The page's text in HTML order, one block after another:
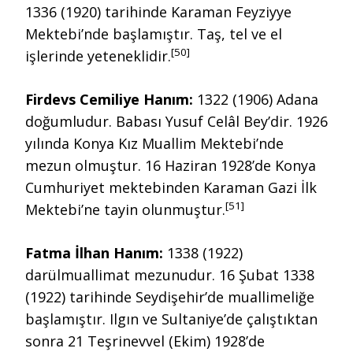
1336 (1920) tarihinde Karaman Feyziyye
Mektebi’nde başlamıştır. Taş, tel ve el
işlerinde yeteneklidir.[50]
Firdevs Cemiliye Hanım: 1322 (1906) Adana
doğumludur. Babası Yusuf Celâl Bey’dir. 1926
yılında Konya Kız Muallim Mektebi’nde
mezun olmuştur. 16 Haziran 1928’de Konya
Cumhuriyet mektebinden Karaman Gazi İlk
Mektebi’ne tayin olunmuştur.[51]
Fatma İlhan Hanım: 1338 (1922)
darülmuallimat mezunudur. 16 Şubat 1338
(1922) tarihinde Seydişehir’de muallimeliğe
başlamıştır. Ilgın ve Sultaniye’de çalıştıktan
sonra 21 Teşrinevvel (Ekim) 1928’de